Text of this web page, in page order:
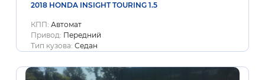
2018 HONDA INSIGHT TOURING 1.5
КПП: Автомат
Привод: Передний
Тип кузова: Седан